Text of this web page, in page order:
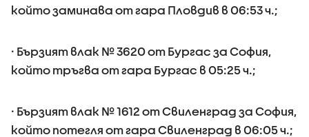
който заминава от гара Пловдив в 06:53 ч.;
· Бързият влак № 3620 от Бургас за София,
който тръгва от гара Бургас в 05:25 ч.;
· Бързият влак № 1612 от Свиленград за София,
който потегля от гара Свиленград в 06:05 ч.;